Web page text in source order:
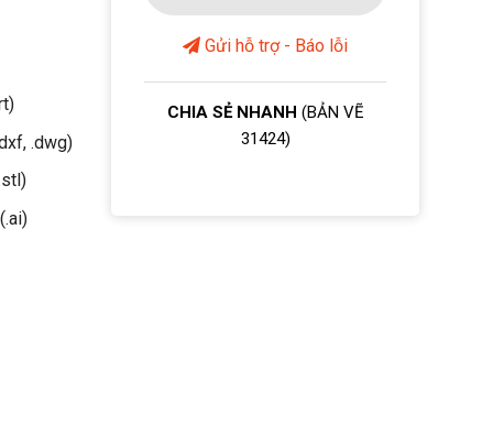
.dwg)
Gửi hỗ trợ - Báo lỗi
CHIA SẺ NHANH (BẢN VẼ
31424)